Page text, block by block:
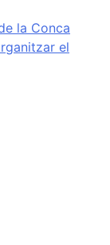
la Conca
el